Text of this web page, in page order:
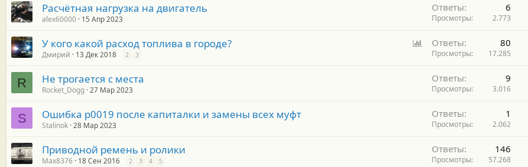
Расчётная нагрузка на двигатель
alex60000 15 Апр 2023
Ответы 6
Просмотры 2.773
р
У кого какой расход топлива в городе?
Дмирий 13 Дек 2018 2 3
Ответы 80
Просмотры 17.285
R Не трогается с места
Rocket_Dogg 27 Мар 2023
Ответы 9
Просмотры 3.016
S Ошибка р0019 после капиталки и замены всех муфт
Stalinok 28 Мар 2023
Ответы 1
Просмотры 2.062
Приводной ремень и ролики
Max8376 18 Сен 2016 2 3 4 5
Ответы 146
Просмотры 57.268